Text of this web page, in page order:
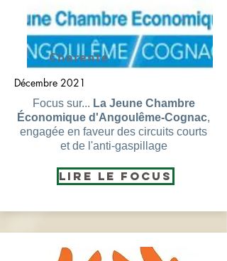
Charente
Décembre 2021
Focus sur... La Jeune Chambre
Économique d'Angoulême-Cognac,
engagée en faveur des circuits courts
et de l'anti-gaspillage
Lire le Focus